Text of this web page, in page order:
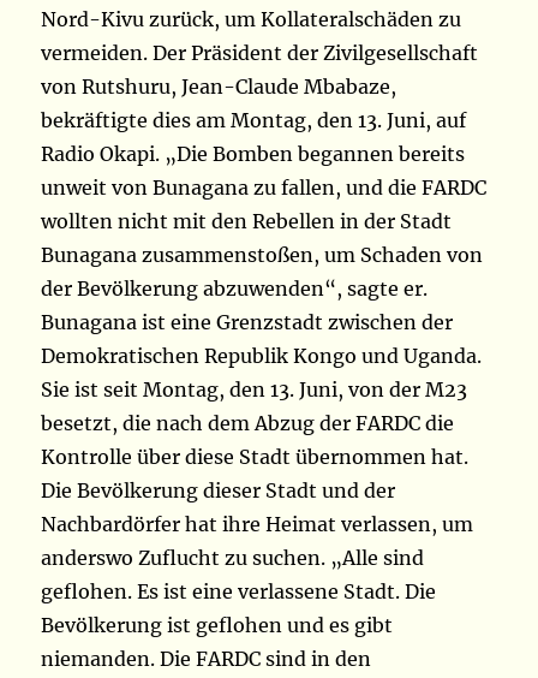
Nord-Kivu zurück, um Kollateralschäden zu
vermeiden. Der Präsident der Zivilgesellschaft
von Rutshuru, Jean-Claude Mbabaze,
bekräftigte dies am Montag, den 13. Juni, auf
Radio Okapi. „Die Bomben begannen bereits
unweit von Bunagana zu fallen, und die FARDC
wollten nicht mit den Rebellen in der Stadt
Bunagana zusammenstoßen, um Schaden von
der Bevölkerung abzuwenden“, sagte er.
Bunagana ist eine Grenzstadt zwischen der
Demokratischen Republik Kongo und Uganda.
Sie ist seit Montag, den 13. Juni, von der M23
besetzt, die nach dem Abzug der FARDC die
Kontrolle über diese Stadt übernommen hat.
Die Bevölkerung dieser Stadt und der
Nachbardörfer hat ihre Heimat verlassen, um
anderswo Zuflucht zu suchen. „Alle sind
geflohen. Es ist eine verlassene Stadt. Die
Bevölkerung ist geflohen und es gibt
niemanden. Die FARDC sind in den